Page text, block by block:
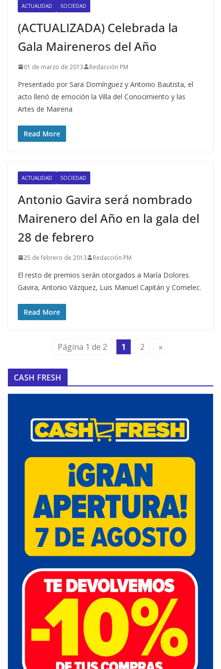
ACTUALIDAD SOCIEDAD
(ACTUALIZADA) Celebrada la
Gala Maireneros del Año
01 de marzo de 2013 Redacción PM
Presentado por Sara Domínguez y Antonio Bautista, el
acto llenó de emoción la Villa del Conocimiento y las
Artes de Mairena
Read More
ACTUALIDAD SOCIEDAD
Antonio Gavira será nombrado
Mairenero del Año en la gala del
28 de febrero
25 de febrero de 2013 Redacción PM
El resto de premios serán otorgados a María Dolores
Gavira, Antonio Vázquez, Luis Manuel Capitán y Comelec.
Read More
Página 1 de 2 1 2 »
CASH FRESH